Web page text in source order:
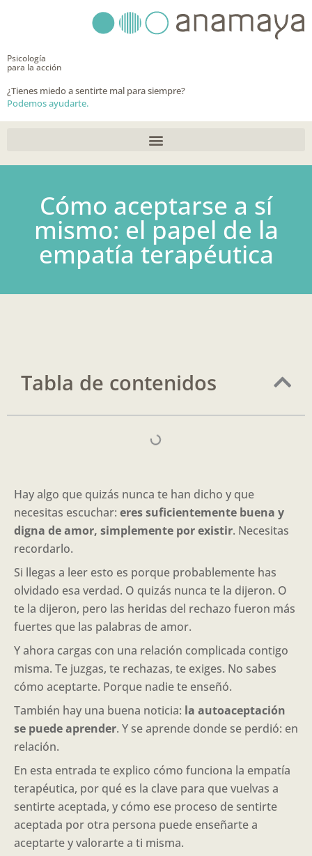
contenido
Psicología
para la acción
¿Tienes miedo a sentirte mal para siempre?
Podemos ayudarte.
Cómo aceptarse a sí
mismo: el papel de la
empatía terapéutica
Tabla de contenidos
Hay algo que quizás nunca te han dicho y que
necesitas escuchar: eres suficientemente buena y
digna de amor, simplemente por existir. Necesitas
recordarlo.
Si llegas a leer esto es porque probablemente has
olvidado esa verdad. O quizás nunca te la dijeron. O
te la dijeron, pero las heridas del rechazo fueron más
fuertes que las palabras de amor.
Y ahora cargas con una relación complicada contigo
misma. Te juzgas, te rechazas, te exiges. No sabes
cómo aceptarte. Porque nadie te enseñó.
También hay una buena noticia: la autoaceptación
se puede aprender. Y se aprende donde se perdió: en
relación.
En esta entrada te explico cómo funciona la empatía
terapéutica, por qué es la clave para que vuelvas a
sentirte aceptada, y cómo ese proceso de sentirte
aceptada por otra persona puede enseñarte a
aceptarte y valorarte a ti misma.